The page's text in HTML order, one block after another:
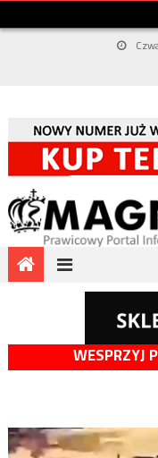
WESPRZYJ